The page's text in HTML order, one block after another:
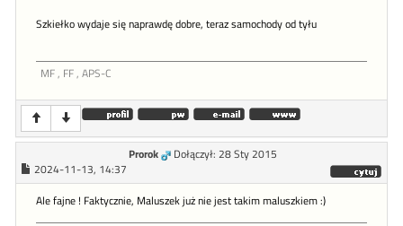
Szkiełko wydaje się naprawdę dobre, teraz samochody od tyłu
MF , FF , APS-C
Prorok
Dołączył: 28 Sty 2015
2024-11-13, 14:37
Ale fajne ! Faktycznie, Maluszek już nie jest takim maluszkiem :)